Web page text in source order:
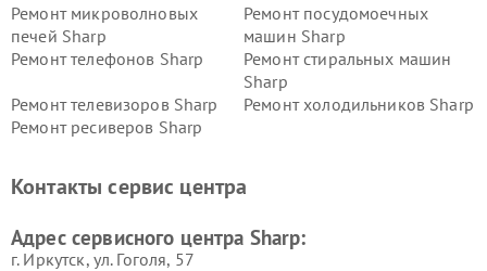
Ремонт микроволновых
печей Sharp
Ремонт посудомоечных
машин Sharp
Ремонт телефонов Sharp
Ремонт стиральных машин
Sharp
Ремонт телевизоров Sharp
Ремонт холодильников Sharp
Ремонт ресиверов Sharp
Контакты сервис центра
Адрес сервисного центра Sharp:
г. Иркутск, ул. ​Гоголя, 57